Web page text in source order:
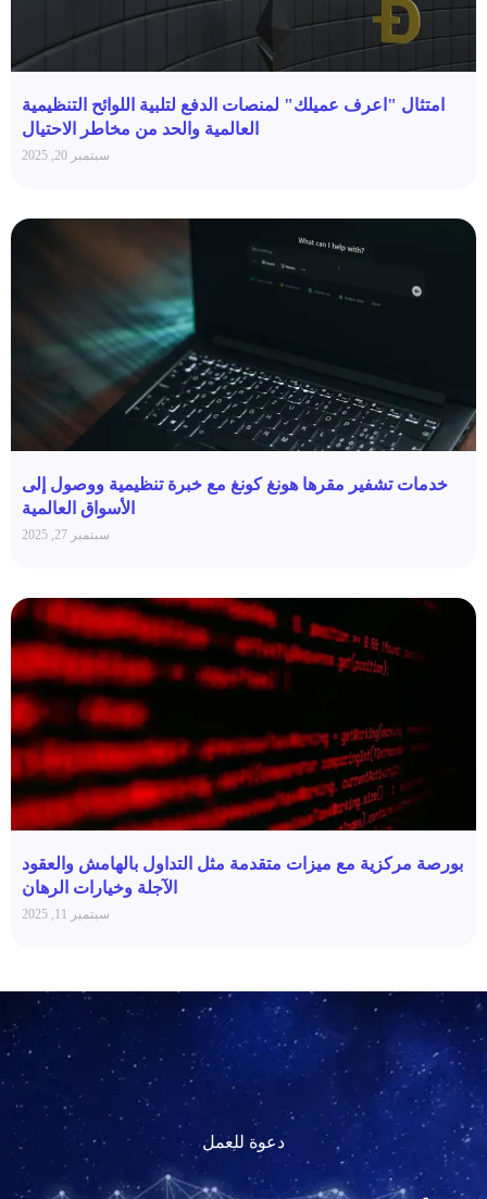
امتثال "اعرف عميلك" لمنصات الدفع لتلبية اللوائح التنظيمية
العالمية والحد من مخاطر الاحتيال
سبتمبر 20, 2025
خدمات تشفير مقرها هونغ كونغ مع خبرة تنظيمية ووصول إلى
الأسواق العالمية
سبتمبر 27, 2025
بورصة مركزية مع ميزات متقدمة مثل التداول بالهامش والعقود
الآجلة وخيارات الرهان
سبتمبر 11, 2025
دعوة للعمل